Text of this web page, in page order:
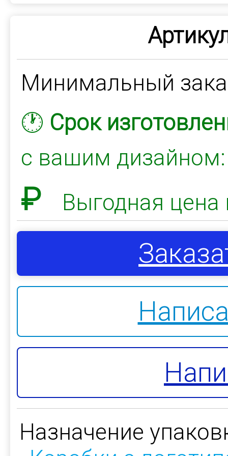
Минимальный
🕐 Срок
с вашим
₽ Выгодная
Назначение